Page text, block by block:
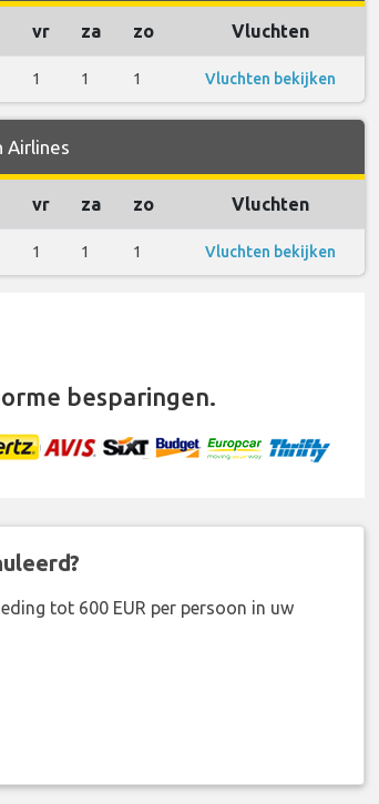
vr za zo Vluchten
1 1 1 Vluchten bekijken
Airlines
vr za zo Vluchten
1 1 1 Vluchten bekijken
besparingen.
tot 600 EUR per persoon in uw